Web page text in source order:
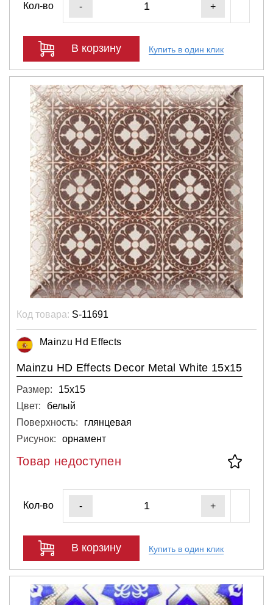
Кол-во - +
В корзину Купить в один клик
Код товара: S-11691
Mainzu Hd Effects
Mainzu HD Effects Decor Metal White 15x15
Размер:
15х15
Цвет:
белый
Поверхность:
глянцевая
Рисунок:
орнамент
Товар недоступен
Кол-во - +
В корзину Купить в один клик